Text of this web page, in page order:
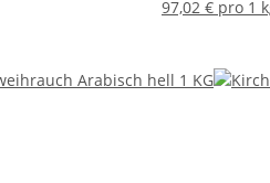
97,02 € pro 1